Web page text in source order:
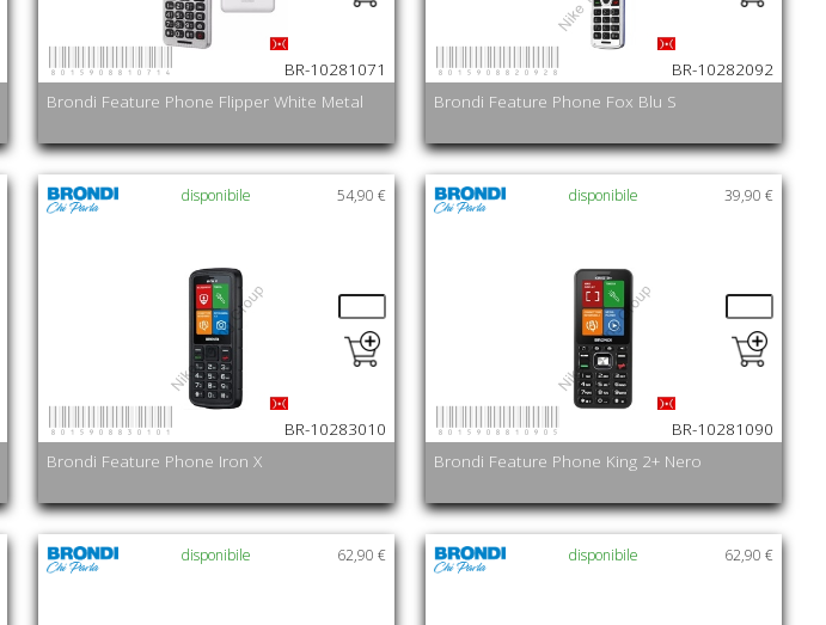
Brondi Feature Phone Flipper White Metal
BR-10281071
8015908810714
Brondi Feature Phone Fox Blu S
BR-10282092
8015908820928
54,90 €
Brondi Feature Phone Iron X
disponibile
BR-10283010
8015908830101
39,90 €
Brondi Feature Phone King 2+ Nero
disponibile
BR-10281090
8015908810905
62,90 €
disponibile 62,90 €
disponibile